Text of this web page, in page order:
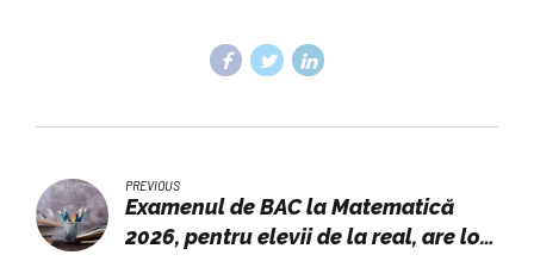
PREVIOUS
Examenul de BAC la Matematică
2026, pentru elevii de la real, are loc